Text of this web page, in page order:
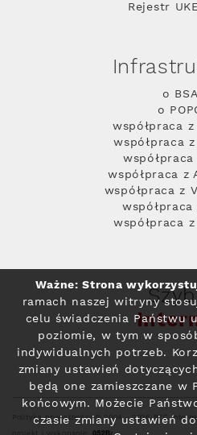
Rejestr
o BSA
o
współpraca z
współpraca z
współpraca
współpraca z
współpraca z
współpraca
współpraca z
Polityka prywatności© 2004 - 2026 RFC
Ważne: Strona
ramach naszej witryny
celu świadczenia Państwu
poziomie, w tym w
indywidualnych potrzeb.
zmiany ustawień
będą one zamieszczane w
końcowym. Możecie
czasie zmiany ustawień